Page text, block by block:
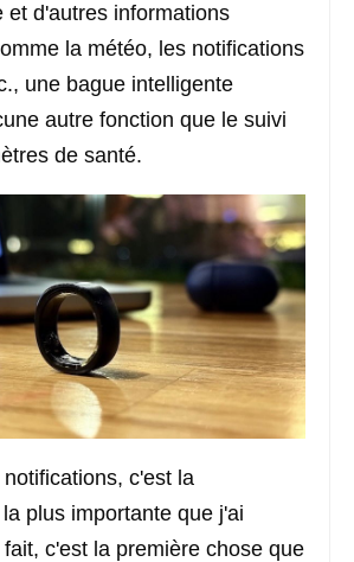
et d'autres informations
la météo, les notifications
une bague intelligente
autre fonction que le suivi
de santé.
c'est la
plus importante que j'ai
c'est la première chose que